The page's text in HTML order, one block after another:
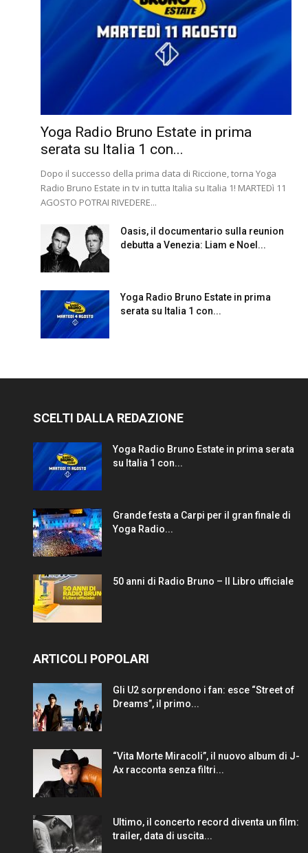
Yoga Radio Bruno Estate in prima
serata su Italia 1 con...
Dopo il successo della prima data di Riccione, torna Yoga
Radio Bruno Estate in tv in tutta Italia su Italia 1! MARTEDì 11
AGOSTO POTRAI RIVEDERE...
Oasis, il documentario sulla reunion
debutta a Venezia: Liam e Noel...
Yoga Radio Bruno Estate in prima
serata su Italia 1 con...
SCELTI DALLA REDAZIONE
Yoga Radio Bruno Estate in prima serata
su Italia 1 con...
Grande festa a Carpi per il gran finale di
Yoga Radio...
50 anni di Radio Bruno – Il Libro ufficiale
ARTICOLI POPOLARI
Gli U2 sorprendono i fan: esce “Street of
Dreams”, il primo...
“Vita Morte Miracoli”, il nuovo album di J-
Ax racconta senza filtri...
Ultimo, il concerto record diventa un film:
trailer, data di uscita...